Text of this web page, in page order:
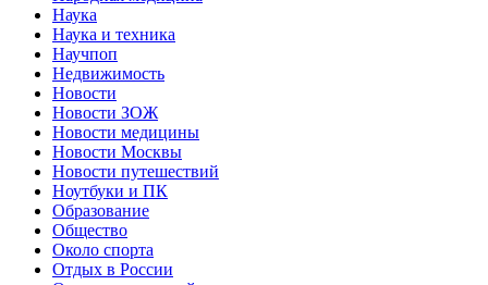
Наука
Наука и техника
Научпоп
Недвижимость
Новости
Новости ЗОЖ
Новости медицины
Новости Москвы
Новости путешествий
Ноутбуки и ПК
Образование
Общество
Около спорта
Отдых в России